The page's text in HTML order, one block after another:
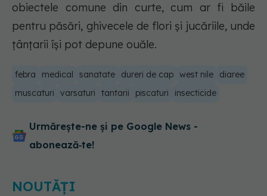
obiectele comune din curte, cum ar fi băile
pentru păsări, ghivecele de flori și jucăriile, unde
țânțarii își pot depune ouăle.
febra medical sanatate dureri de cap west nile
diaree
muscaturi
varsaturi tantarii piscaturi insecticide
Urmărește-ne și pe Google News -
abonează‑te!
NOUTĂȚI